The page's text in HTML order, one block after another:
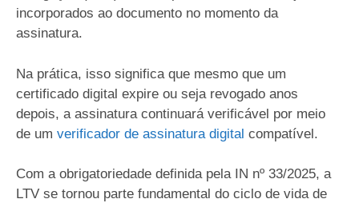
incorporados ao documento no momento da
assinatura.
Na prática, isso significa que mesmo que um
certificado digital expire ou seja revogado anos
depois, a assinatura continuará verificável por meio
de um verificador de assinatura digital compatível.
Com a obrigatoriedade definida pela IN nº 33/2025, a
LTV se tornou parte fundamental do ciclo de vida de